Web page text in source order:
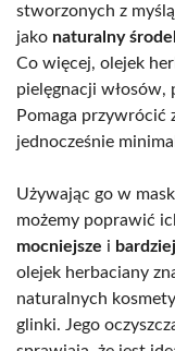
stworzonych z
jako naturalny
Co więcej, olejek
pielęgnacji włosów,
Pomaga przywrócić
jednocześnie
Używając go w
możemy poprawić
mocniejsze i
olejek herbaciany
naturalnych
glinki. Jego